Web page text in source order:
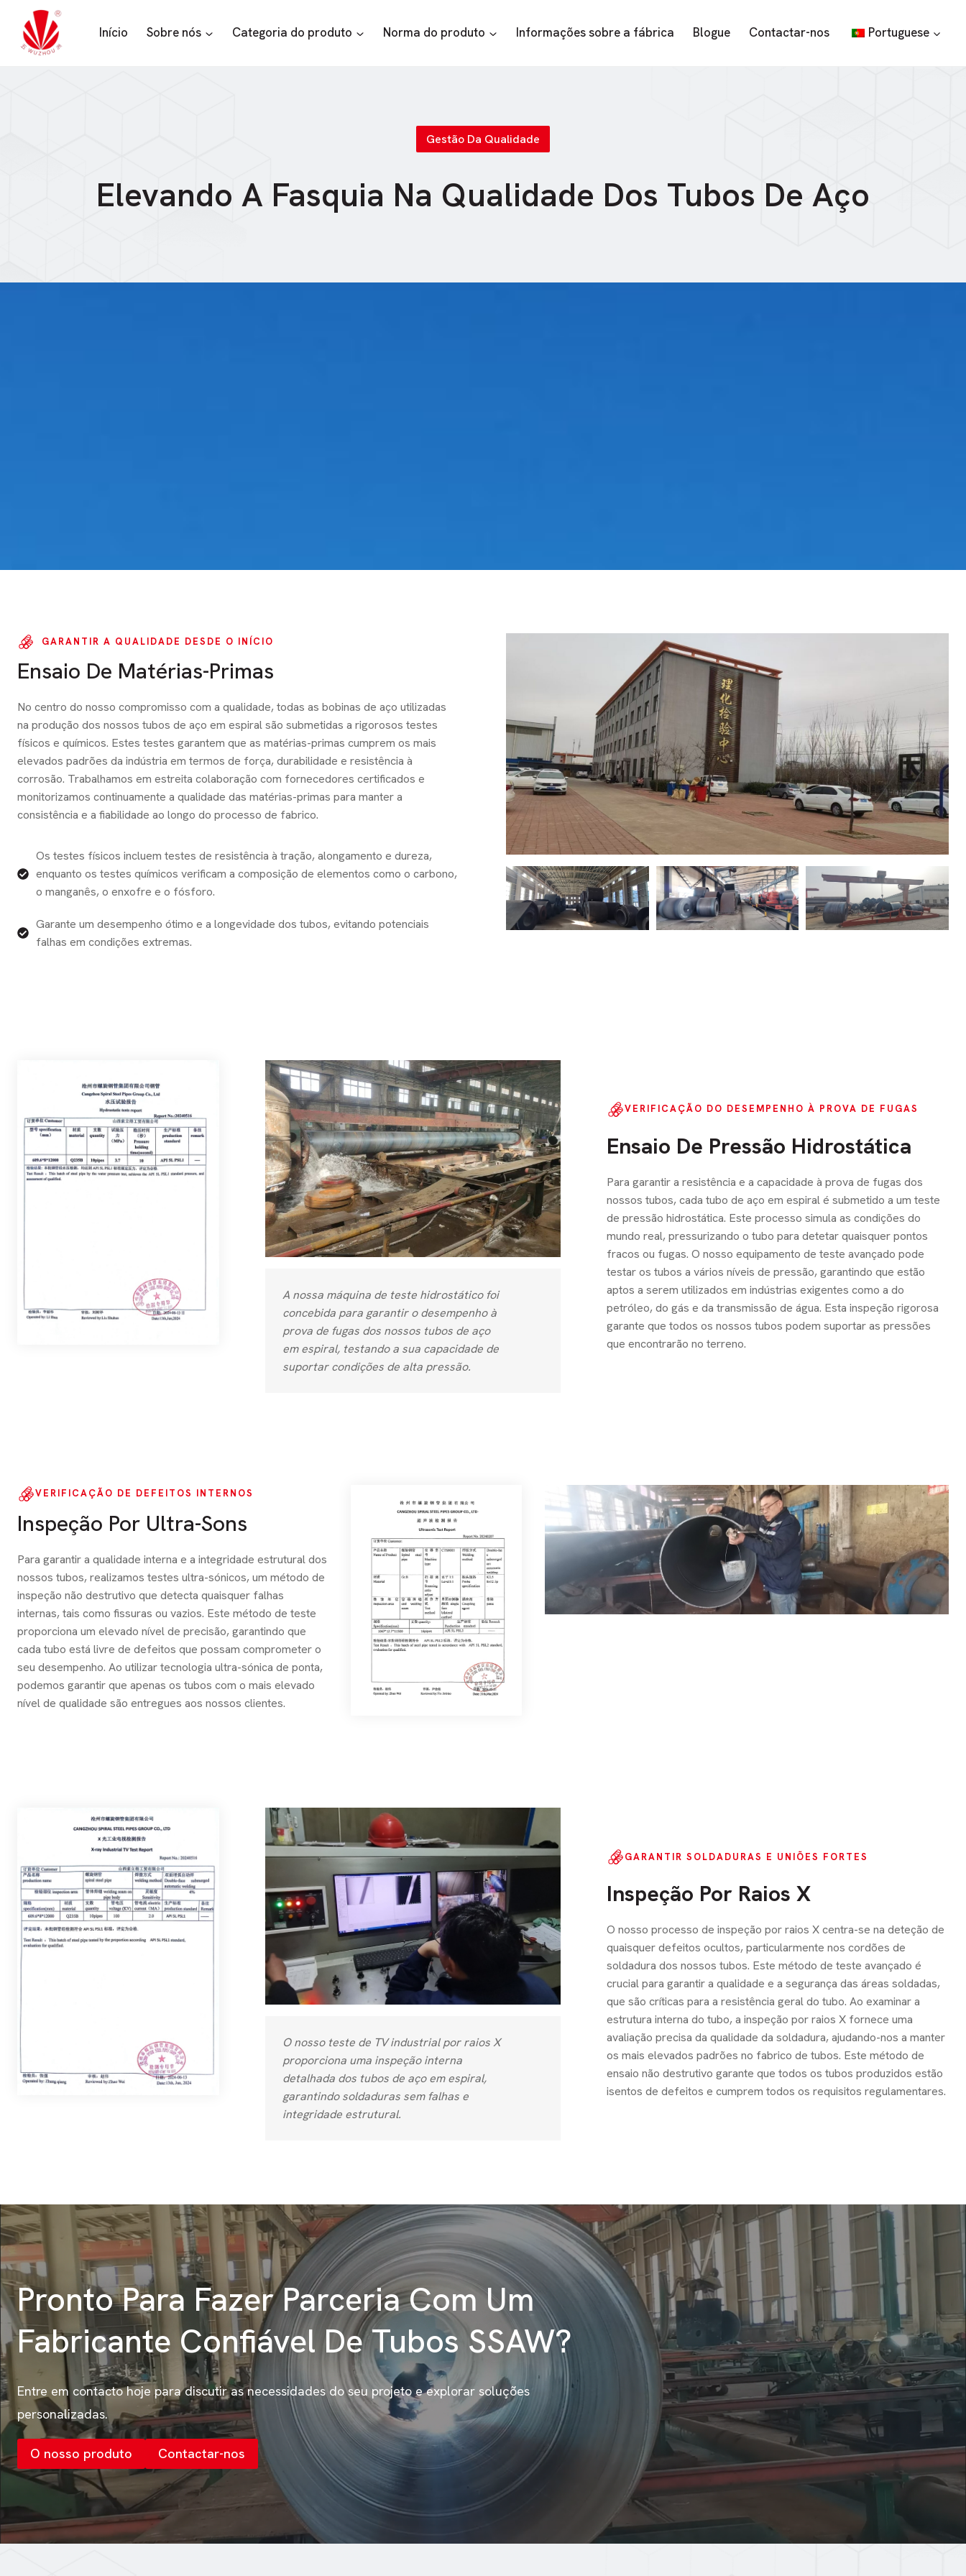
Início Sobre nós Categoria do produto Norma do produto Informações sobre a fábrica Blogue Contactar-nos Portuguese
Gestão Da Qualidade
Elevando A Fasquia Na Qualidade Dos Tubos De Aço
GARANTIR A QUALIDADE DESDE O INÍCIO
Ensaio De Matérias-Primas
No centro do nosso compromisso com a qualidade, todas as bobinas de aço utilizadas
na produção dos nossos tubos de aço em espiral são submetidas a rigorosos testes
físicos e químicos. Estes testes garantem que as matérias-primas cumprem os mais
elevados padrões da indústria em termos de força, durabilidade e resistência à
corrosão. Trabalhamos em estreita colaboração com fornecedores certificados e
monitorizamos continuamente a qualidade das matérias-primas para manter a
consistência e a fiabilidade ao longo do processo de fabrico.
Os testes físicos incluem testes de resistência à tração, alongamento e dureza,
enquanto os testes químicos verificam a composição de elementos como o carbono,
o manganês, o enxofre e o fósforo.
Garante um desempenho ótimo e a longevidade dos tubos, evitando potenciais
falhas em condições extremas.
A nossa máquina de teste hidrostático foi
concebida para garantir o desempenho à
prova de fugas dos nossos tubos de aço
em espiral, testando a sua capacidade de
suportar condições de alta pressão.
VERIFICAÇÃO DO DESEMPENHO À PROVA DE FUGAS
Ensaio De Pressão Hidrostática
Para garantir a resistência e a capacidade à prova de fugas dos
nossos tubos, cada tubo de aço em espiral é submetido a um teste
de pressão hidrostática. Este processo simula as condições do
mundo real, pressurizando o tubo para detetar quaisquer pontos
fracos ou fugas. O nosso equipamento de teste avançado pode
testar os tubos a vários níveis de pressão, garantindo que estão
aptos a serem utilizados em indústrias exigentes como a do
petróleo, do gás e da transmissão de água. Esta inspeção rigorosa
garante que todos os nossos tubos podem suportar as pressões
que encontrarão no terreno.
VERIFICAÇÃO DE DEFEITOS INTERNOS
Inspeção Por Ultra-Sons
Para garantir a qualidade interna e a integridade estrutural dos
nossos tubos, realizamos testes ultra-sónicos, um método de
inspeção não destrutivo que detecta quaisquer falhas
internas, tais como fissuras ou vazios. Este método de teste
proporciona um elevado nível de precisão, garantindo que
cada tubo está livre de defeitos que possam comprometer o
seu desempenho. Ao utilizar tecnologia ultra-sónica de ponta,
podemos garantir que apenas os tubos com o mais elevado
nível de qualidade são entregues aos nossos clientes.
O nosso teste de TV industrial por raios X
proporciona uma inspeção interna
detalhada dos tubos de aço em espiral,
garantindo soldaduras sem falhas e
integridade estrutural.
GARANTIR SOLDADURAS E UNIÕES FORTES
Inspeção Por Raios X
O nosso processo de inspeção por raios X centra-se na deteção de
quaisquer defeitos ocultos, particularmente nos cordões de
soldadura dos nossos tubos. Este método de teste avançado é
crucial para garantir a qualidade e a segurança das áreas soldadas,
que são críticas para a resistência geral do tubo. Ao examinar a
estrutura interna do tubo, a inspeção por raios X fornece uma
avaliação precisa da qualidade da soldadura, ajudando-nos a manter
os mais elevados padrões no fabrico de tubos. Este método de
ensaio não destrutivo garante que todos os tubos produzidos estão
isentos de defeitos e cumprem todos os requisitos regulamentares.
Pronto Para Fazer Parceria Com Um
Fabricante Confiável De Tubos SSAW?
Entre em contacto hoje para discutir as necessidades do seu projeto e explorar soluções
personalizadas.
O nosso produto Contactar-nos